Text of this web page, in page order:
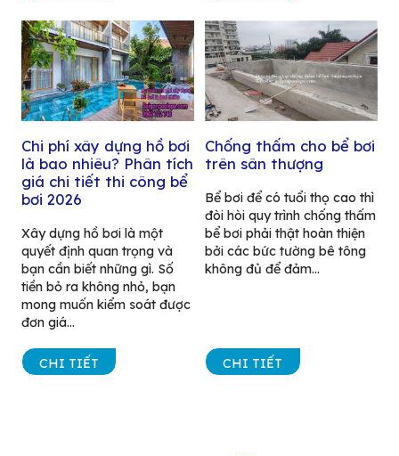
Chi phí xây dựng hồ bơi
là bao nhiêu? Phân tích
giá chi tiết thi công bể
bơi 2026
Xây dựng hồ bơi là một
quyết định quan trọng và
bạn cần biết những gì. Số
tiền bỏ ra không nhỏ, bạn
mong muốn kiểm soát được
đơn giá...
CHI TIẾT
Chống thấm cho bể bơi
trên sân thượng
Bể bơi để có tuổi thọ cao thì
đòi hòi quy trình chống thấm
bể bơi phải thật hoàn thiện
bởi các bức tường bê tông
không đủ để đảm...
CHI TIẾT